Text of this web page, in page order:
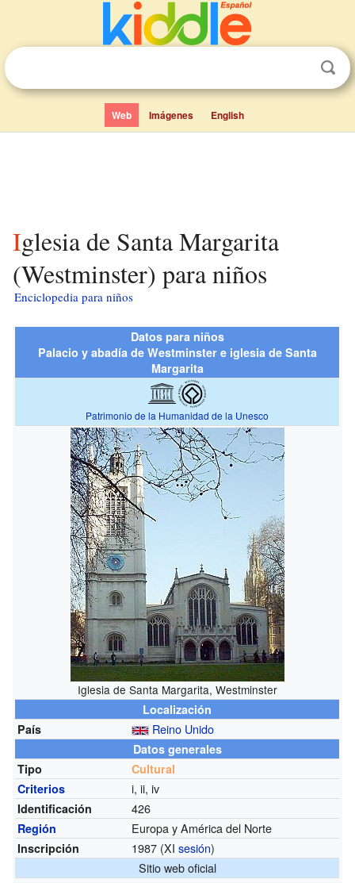
Web Imágenes English
Iglesia de Santa Margarita
(Westminster) para niños
Enciclopedia para niños
Datos para niños
Palacio y abadía de Westminster e iglesia de Santa
Margarita
Patrimonio de la Humanidad de la Unesco
Iglesia de Santa Margarita, Westminster
Localización
País
Reino Unido
Datos generales
Tipo
Cultural
Criterios
i, ii, iv
Identificación 426
Región Europa y América del Norte
Inscripción 1987 (XIsesión)
Sitio web oficial